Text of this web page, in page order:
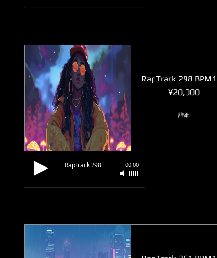
RapTrack 298
¥20,000価
詳細
RapTrack 298 00:00